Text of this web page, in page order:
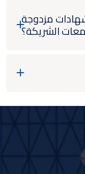
مزدوجة
الشريكة؟